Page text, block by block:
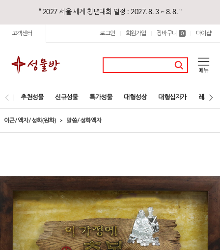
“ 2027 서울 세계 청년대회 일정 : 2027. 8. 3 ~ 8. 8. "
고객센터 로그인 회원가입 장바구니 0 마이샵
추천성물 신규성물 특가성물 대형성상 대형십자가 레지오
이콘/액자/성화(원화) 말씀/성화액자